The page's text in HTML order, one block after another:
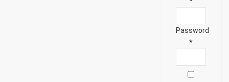
Password
*